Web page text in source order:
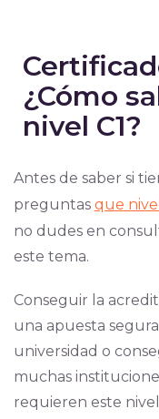
¿Cómo
nivel C1?
Antes de saber si
preguntas que
no dudes en
este tema.
Conseguir la
una apuesta
universidad o
muchas
requieren este